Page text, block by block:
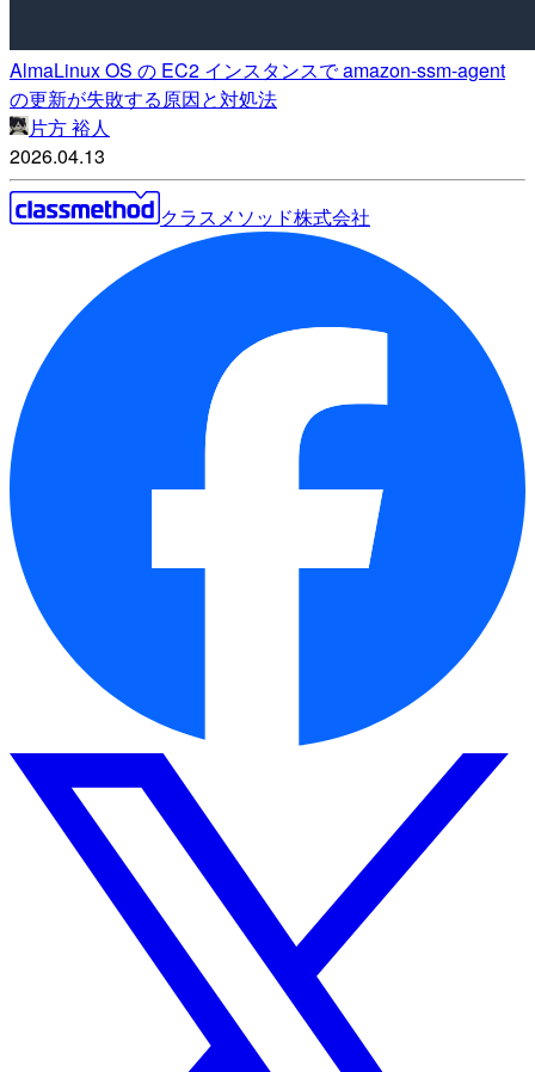
AlmaLinux OS の EC2 インスタンスで amazon-ssm-agent
の更新が失敗する原因と対処法
片方 裕人
2026.04.13
クラスメソッド株式会社